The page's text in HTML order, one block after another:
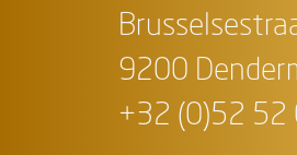
9200
+32 (0)52 52